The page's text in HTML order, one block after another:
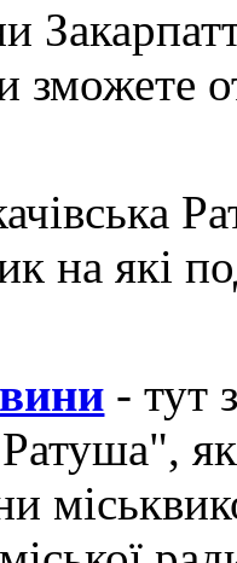
зможете
на які
- тут